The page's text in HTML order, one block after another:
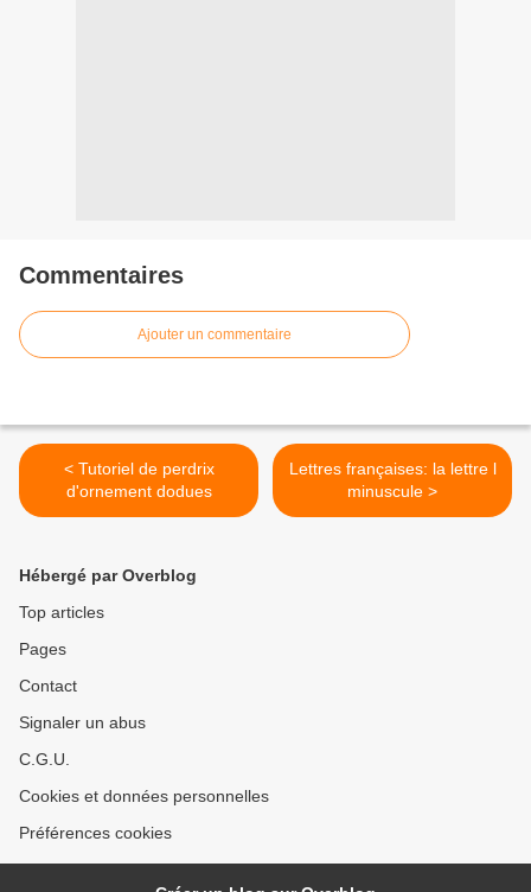
Commentaires
Ajouter un commentaire
< Tutoriel de perdrix
d'ornement dodues
Lettres françaises: la lettre l
minuscule >
Hébergé par Overblog
Top articles
Pages
Contact
Signaler un abus
C.G.U.
Cookies et données personnelles
Préférences cookies